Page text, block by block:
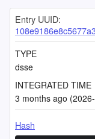
Entry UUID:
TYPE
dsse
INTEGRATED TIME
3 months ago
Hash